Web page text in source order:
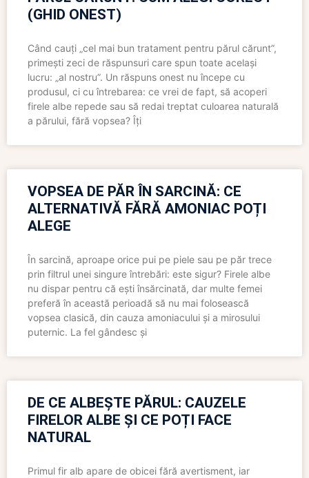
(GHID ONEST)
Când cauți „cel mai bun tratament pentru părul cărunt”,
primești zeci de răspunsuri care spun toate același
lucru: „al nostru”. Un răspuns onest nu începe cu
produsul, ci cu întrebarea: ce vrei de fapt, să acoperi
firele albe repede sau să redai treptat culoarea naturală
a părului, fără vopsea? Îți
VOPSEA DE PĂR ÎN SARCINĂ: CE
ALTERNATIVĂ FĂRĂ AMONIAC POȚI
ALEGE
În sarcină, aproape orice pui pe piele sau pe păr trece
prin filtrul unei singure întrebări: este sigur? Firele albe
nu dispar pentru că ești însărcinată, dar multe femei
preferă în această perioadă să nu mai folosească
vopsea clasică, din cauza amoniacului și a mirosului
puternic. La fel gândesc și
DE CE ALBEȘTE PĂRUL: CAUZELE
FIRELOR ALBE ȘI CE POȚI FACE
NATURAL
Primul fir alb apare de obicei fără avertisment, iar